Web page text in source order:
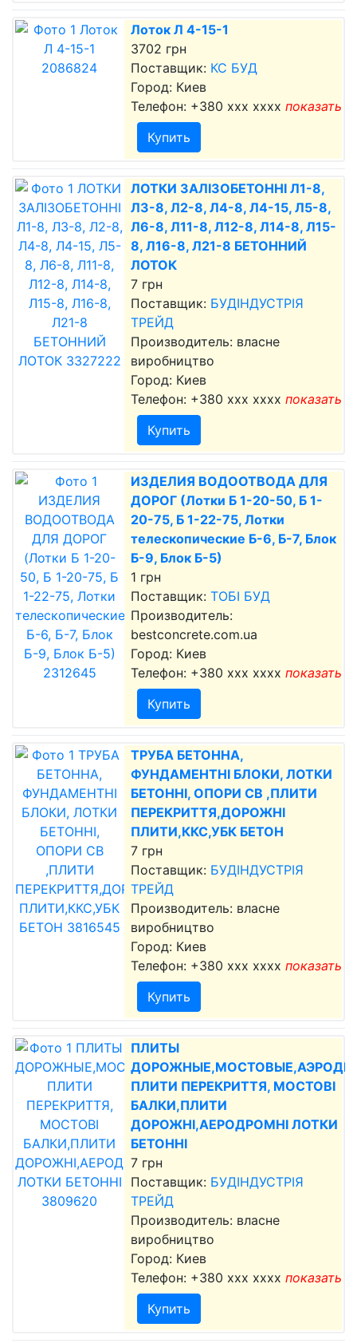
Лоток Л 4-15-1
3702 грн
Поставщик: КС БУД
Город: Киев
Телефон: +380 xxx xxxx показать
Купить
ЛОТКИ ЗАЛІЗОБЕТОННІ Л1-8,
Л3-8, Л2-8, Л4-8, Л4-15, Л5-8,
Л6-8, Л11-8, Л12-8, Л14-8, Л15-
8, Л16-8, Л21-8 БЕТОННИЙ
ЛОТОК
7 грн
Поставщик: БУДІНДУСТРІЯ
ТРЕЙД
Производитель: власне
виробництво
Город: Киев
Телефон: +380 xxx xxxx показать
Купить
ИЗДЕЛИЯ ВОДООТВОДА ДЛЯ
ДОРОГ (Лотки Б 1-20-50, Б 1-
20-75, Б 1-22-75, Лотки
телескопические Б-6, Б-7, Блок
Б-9, Блок Б-5)
1 грн
Поставщик: ТОБІ БУД
Производитель:
bestconcrete.com.ua
Город: Киев
Телефон: +380 xxx xxxx показать
Купить
ТРУБА БЕТОННА,
ФУНДАМЕНТНІ БЛОКИ, ЛОТКИ
БЕТОННІ, ОПОРИ СВ ,ПЛИТИ
ПЕРЕКРИТТЯ,ДОРОЖНІ
ПЛИТИ,ККС,УБК БЕТОН
7 грн
Поставщик: БУДІНДУСТРІЯ
ТРЕЙД
Производитель: власне
виробництво
Город: Киев
Телефон: +380 xxx xxxx показать
Купить
ПЛИТЫ
ПЛИТИ ПЕРЕКРИТТЯ, МОСТОВІ
БАЛКИ,ПЛИТИ
ДОРОЖНІ,АЕРОДРОМНІ ЛОТКИ
БЕТОННІ
7 грн
Поставщик: БУДІНДУСТРІЯ
ТРЕЙД
Производитель: власне
виробництво
Город: Киев
Телефон: +380 xxx xxxx показать
Купить